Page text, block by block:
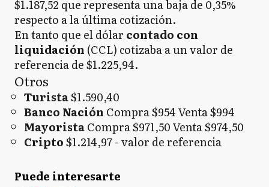
$1.187,52 que representa una baja de 0,35%
respecto a la última cotización.
En tanto que el dólar contado con
liquidación (CCL) cotizaba a un valor de
referencia de $1.225,94.
Otros
Turista$1.590,40
Banco Nación Compra $954 Venta $994
MayoristaCompra $971,50 Venta $974,50
Cripto$1.214,97 - valor de referencia
Puede interesarte